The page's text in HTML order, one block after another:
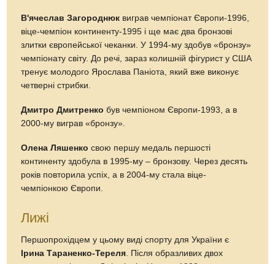
В'ячеслав Загороднюк виграв чемпіонат Європи-1996,
віце-чемпіон континенту-1995 і ще має два бронзові
злитки європейської чеканки. У 1994-му здобув «бронзу»
чемпіонату світу. До речі, зараз колишній фігурист у США
тренує молодого Ярослава Паніота, який вже виконує
четверні стрибки.
Дмитро Дмитренко був чемпіоном Європи-1993, а в
2000-му виграв «бронзу».
Олена Ляшенко свою першу медаль першості
континенту здобула в 1995-му – бронзову. Через десять
років повторила успіх, а в 2004-му стала віце-
чемпіонкою Європи.
Лижі
Першопрохідцем у цьому виді спорту для України є
Ірина Тараненко-Тереля. Після образливих двох